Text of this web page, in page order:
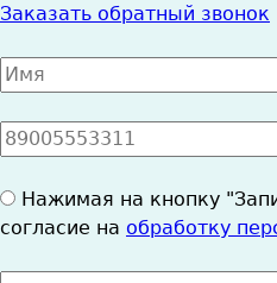
Заказать обратный звонок
Имя
*
Номер
телефона
*
Согласие
на
Нажимая на кнопку
согласие на обработку